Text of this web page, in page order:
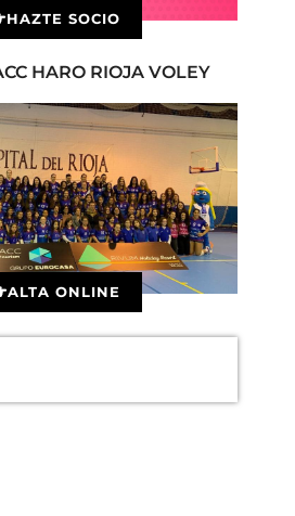
HAZTE SOCIO
HARO RIOJA VOLEY
ALTA ONLINE